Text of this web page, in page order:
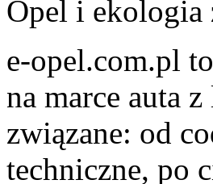
Opel i ekologia
e-opel.com.pl
na marce auta
związane: od
techniczne, po